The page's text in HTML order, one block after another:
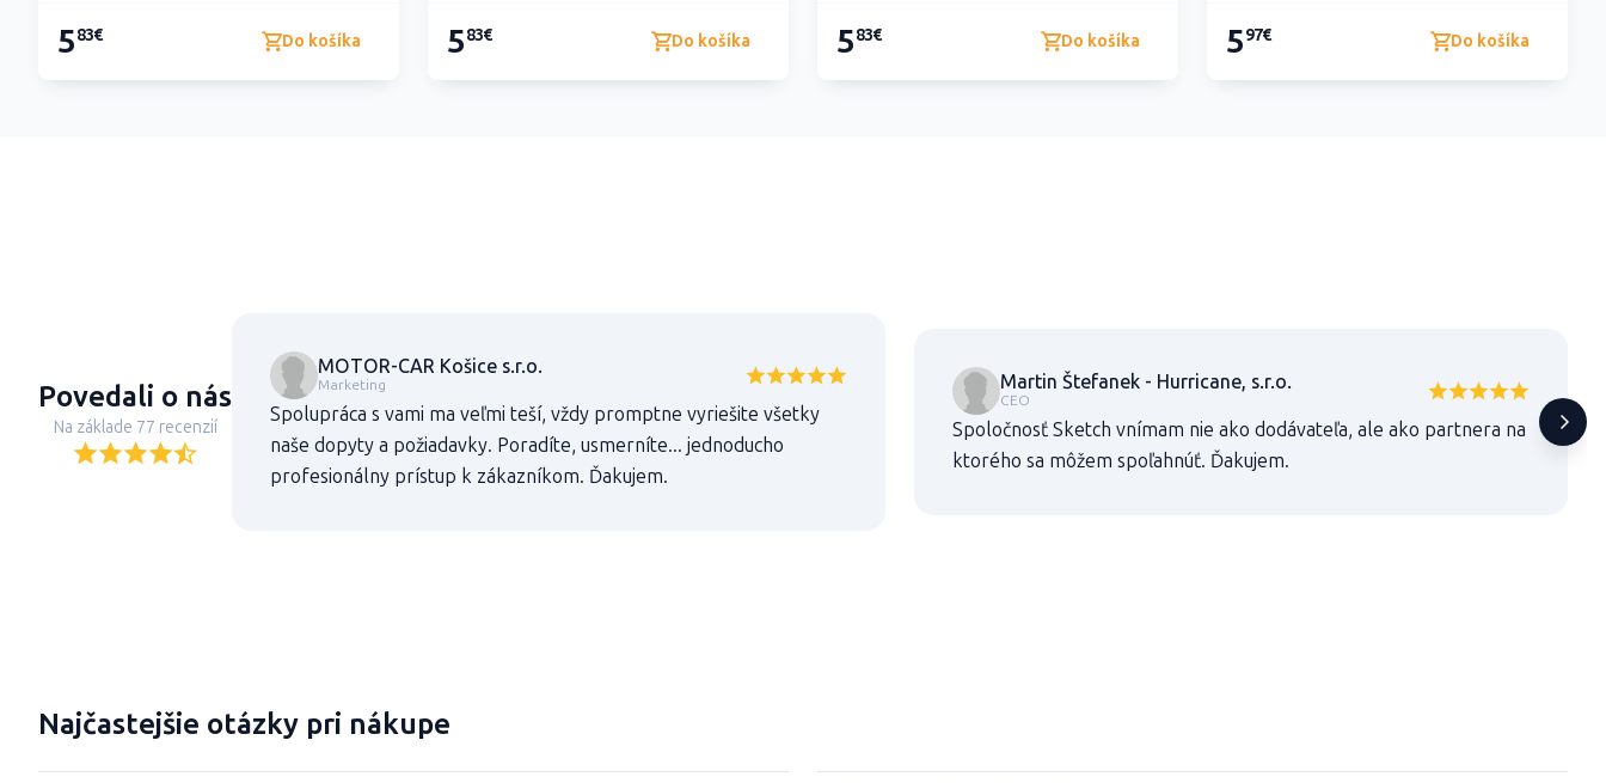
583€ Do košíka 583€ Do košíka 583€ Do košíka 597€ Do košíka
Povedali o nás
Na základe 77 recenzií
MOTOR-CAR Košice s.r.o.
Marketing
Spolupráca s vami ma veľmi teší, vždy promptne vyriešite všetky
naše dopyty a požiadavky. Poradíte, usmerníte... jednoducho
profesionálny prístup k zákazníkom. Ďakujem.
Martin Štefanek - Hurricane, s.r.o.
CEO
Spoločnosť Sketch vnímam nie ako dodávateľa, ale ako partnera na
ktorého sa môžem spoľahnúť. Ďakujem.
Najčastejšie otázky pri nákupe